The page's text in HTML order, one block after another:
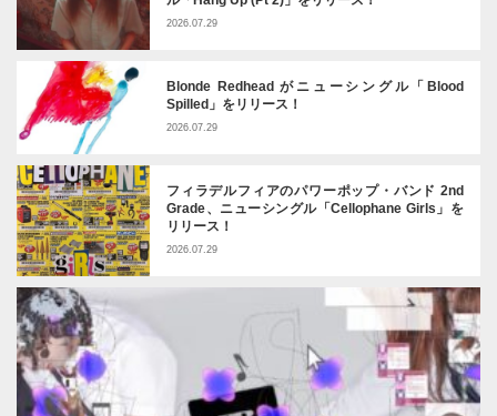
2026.07.29
Blonde Redhead がニューシングル「Blood
Spilled」をリリース！
2026.07.29
フィラデルフィアのパワーポップ・バンド 2nd
Grade、ニューシングル「Cellophane Girls」を
リリース！
2026.07.29